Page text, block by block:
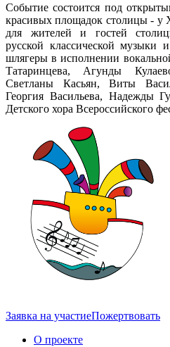
Событие состоится под
красивых площадок столицы - у
для жителей и гостей
русской классической музыки
шлягеры в исполнении
Татаринцева, Агунды
Светланы Касьян, Виты
Георгия Васильева, Надежды
Детского хора Всероссийского
Заявка на участиеПожертвовать
О проекте